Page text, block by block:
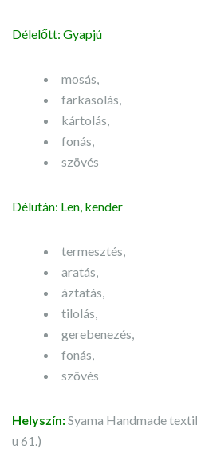
Délelőtt: Gyapjú
mosás,
farkasolás,
kártolás,
fonás,
szövés
Délután: Len, kender
termesztés,
aratás,
áztatás,
tilolás,
gerebenezés,
fonás,
szövés
Helyszín:Syama Handmade
u 61.)